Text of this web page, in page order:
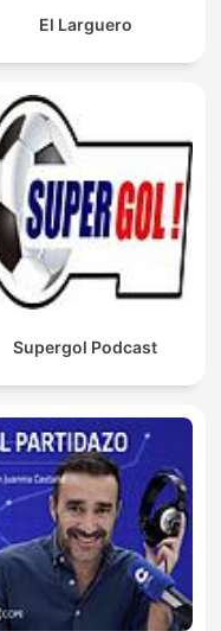
El Larguero
Supergol Podcast